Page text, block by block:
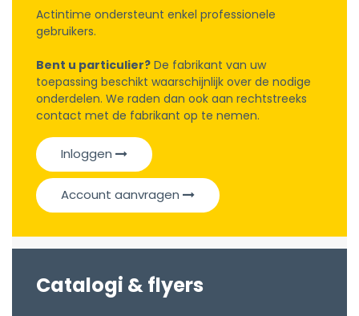
Actintime ondersteunt enkel professionele
gebruikers.
Bent u particulier? De fabrikant van uw
toepassing beschikt waarschijnlijk over de nodige
onderdelen. We raden dan ook aan rechtstreeks
contact met de fabrikant op te nemen.
Inloggen
Account aanvragen
Catalogi & flyers